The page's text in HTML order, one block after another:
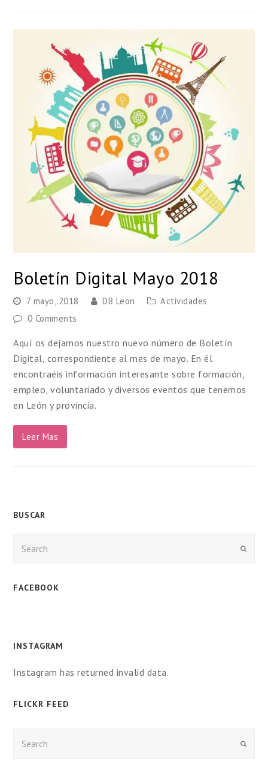
Boletín Digital Mayo 2018
7 mayo, 2018 DB Leon
Actividades
0 Comments
Aquí os dejamos nuestro nuevo número de Boletín
Digital, correspondiente al mes de mayo. En él
encontraéis información interesante sobre formación,
empleo, voluntariado y diversos eventos que tenemos
en León y provincia.
Leer Mas
BUSCAR
Enviar
FACEBOOK
INSTAGRAM
Instagram has returned invalid data.
FLICKR FEED
Enviar